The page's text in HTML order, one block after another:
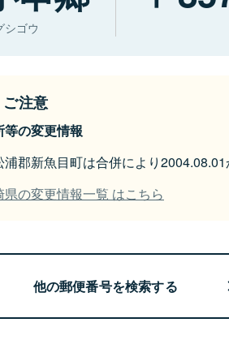
シゴウ
ご注意
等の変更情報
浦郡新魚目町は合併により
県の変更情報一覧 はこちら
他の郵便番号を検索する